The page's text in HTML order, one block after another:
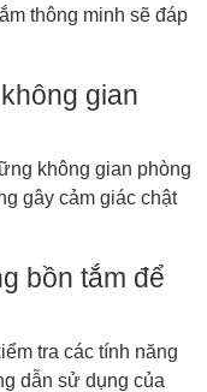
thông minh sẽ đáp
gian
không gian phòng
gây cảm giác chật
bồn tắm để
tra các tính năng
dẫn sử dụng của